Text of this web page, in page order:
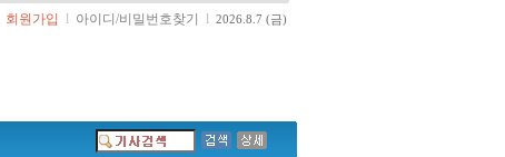
회원가입 l 아이디/비밀번호찾기 l 2026.8.7 (금)